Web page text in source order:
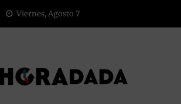
Viernes, Agosto 7